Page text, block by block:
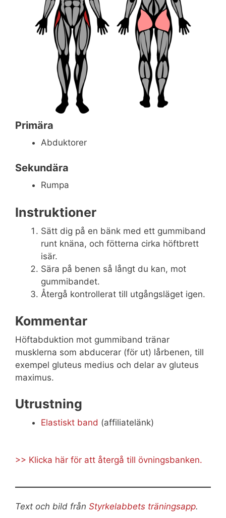
Primära
Abduktorer
Sekundära
Rumpa
Instruktioner
Sätt dig på en bänk med ett gummiband
runt knäna, och fötterna cirka höftbrett
isär.
Sära på benen så långt du kan, mot
gummibandet.
Återgå kontrollerat till utgångsläget igen.
Kommentar
Höftabduktion mot gummiband tränar
musklerna som abducerar (för ut) lårbenen, till
exempel gluteus medius och delar av gluteus
maximus.
Utrustning
Elastiskt band (affiliatelänk)
>> Klicka här för att återgå till övningsbanken.
Text och bild från Styrkelabbets träningsapp.